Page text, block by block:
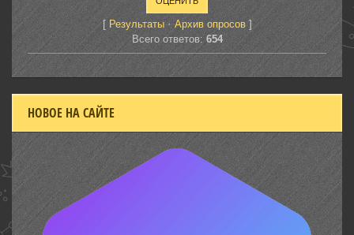
[ Результаты· Архив опросов]
Всего ответов: 654
НОВОЕ НА САЙТЕ